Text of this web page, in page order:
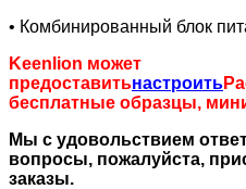
• Комбинированный блок
Keenlion может
предоставитьнастроить
бесплатные образцы,
Мы с удовольствием
вопросы, пожалуйста,
заказы.